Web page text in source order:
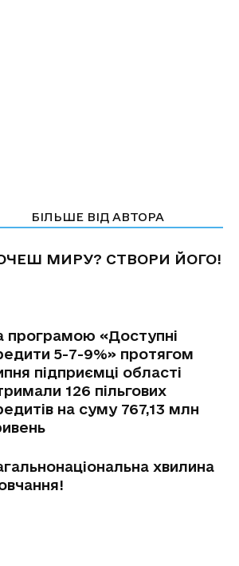
БІЛЬШЕ ВІД АВТОРА
МИРУ? СТВОРИ ЙОГО!
програмою «Доступні
5-7-9%» протягом
підприємці області
126 пільгових
на суму 767,13 млн
хвилина